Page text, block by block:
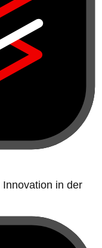
in der